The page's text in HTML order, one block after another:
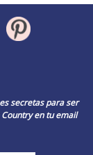
secretas para ser
en tu email